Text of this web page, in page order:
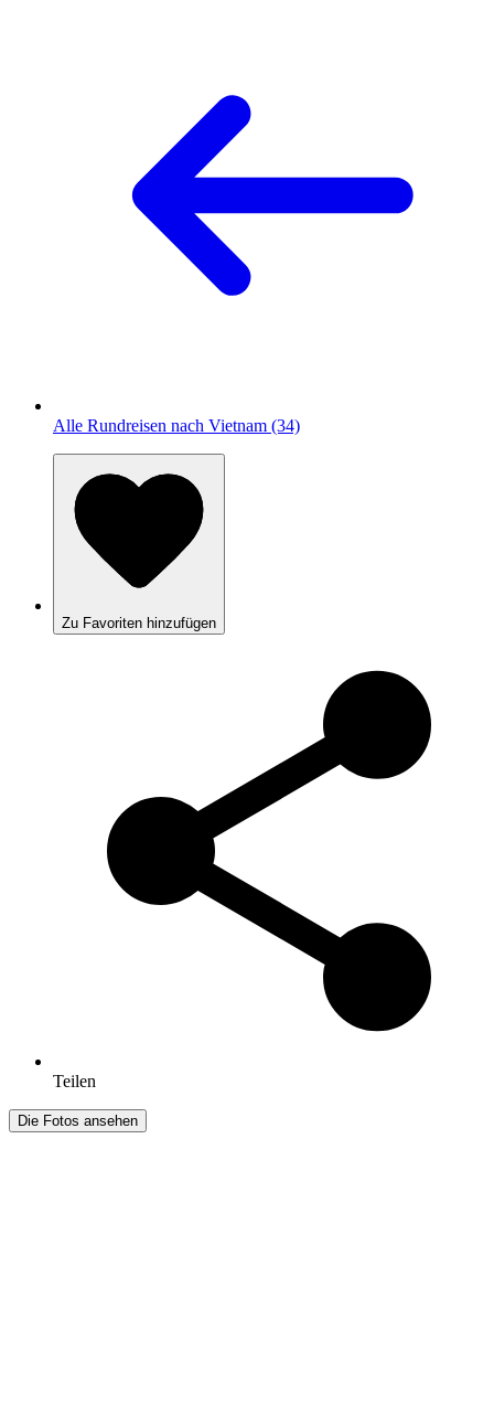
Alle Rundreisen nach Vietnam (34)
Zu Favoriten hinzufügen
Teilen
Die Fotos ansehen